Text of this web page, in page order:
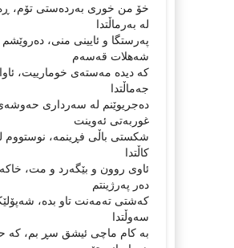
خۆ من خوری بەردەستی تۆم،
لە بەرماڵتدا
پەرستگا و ئايينی منی، دەروێشم
شەهلات قەسەم
کە ديدە مەستەی خومارييت،
جەماڵتدا
دەجريوێنم لە سەرداری
غوربەتی ئەوينت
شکستی باڵی فڕينمە، نوستووم
کاڵتدا
ئاوی روون و بێگەرد و مت،
دەر پەرژينتم
کەشتی تەمەنت تاو بدە،
سەوڵتدا
بە کام ماچی ئيشق سڕ بم، کە